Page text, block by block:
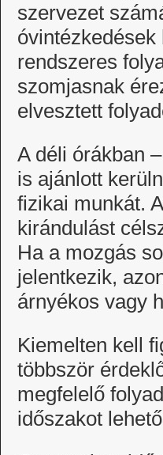
szervezet
óvintézkedések
rendszeres
szomjasnak
elvesztett
A déli órákban
is ajánlott
fizikai munkát.
kirándulást
Ha a mozgás
jelentkezik,
árnyékos vagy
Kiemelten kell
többször
megfelelő
időszakot